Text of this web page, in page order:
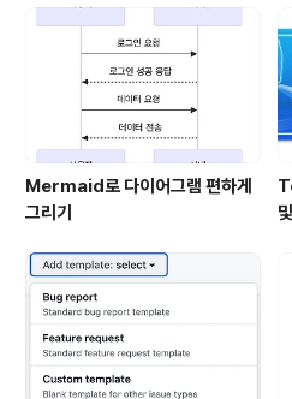
참고로 해당 학습 ReactiveX 공식문서들과
통해 학습되었고 학습할 것입니다! https://
imuxd/RxSwift/blob/master/Lec..
Mermaid로 다이어그램 편하게
그리기